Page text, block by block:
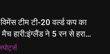
बाद इंग्लैंड की कप्तानी
केस के चलते स्टोक्स-
दूसरे टेस्ट से बाहर; आर्चर की
‎स्पोर्ट्स
विमेंस टीम टी-20 वर्ल्ड कप का
मैच हारी:इंग्लैंड ने 5 रन से हराया;
की फिफ्टी बेकार
‎स्पोर्ट्स